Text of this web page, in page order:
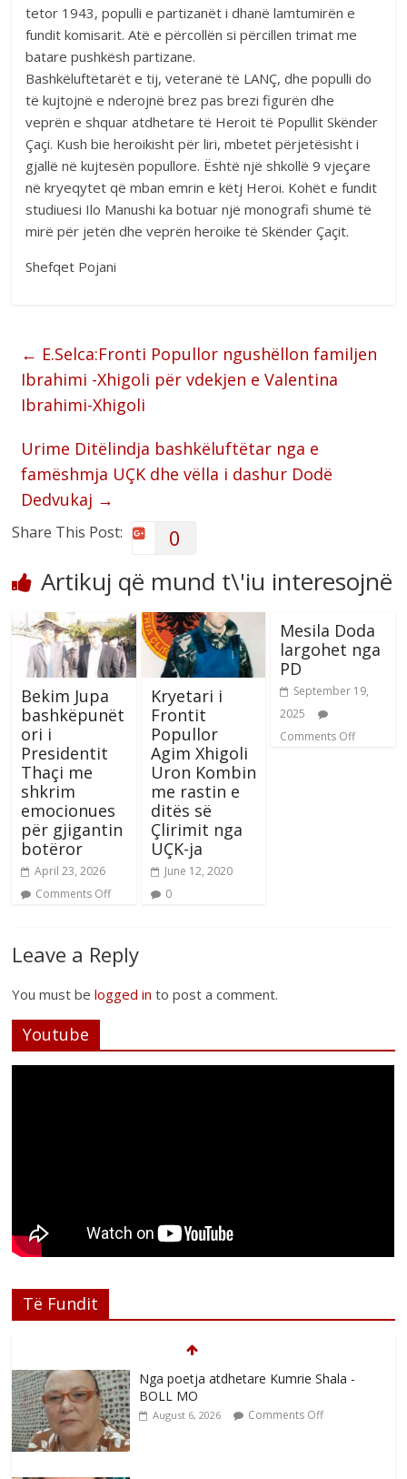
tetor 1943, populli e partizanët i dhanë lamtumirën e
fundit komisarit. Atë e përcollën si përcillen trimat me
batare pushkësh partizane.
Bashkëluftëtarët e tij, veteranë të LANÇ, dhe populli do
të kujtojnë e nderojnë brez pas brezi figurën dhe
veprën e shquar atdhetare të Heroit të Popullit Skënder
Çaçi. Kush bie heroikisht për liri, mbetet përjetësisht i
gjallë në kujtesën popullore. Është një shkollë 9 vjeçare
në kryeqytet që mban emrin e këtj Heroi. Kohët e fundit
studiuesi Ilo Manushi ka botuar një monografi shumë të
mirë për jetën dhe veprën heroike të Skënder Çaçit.
Shefqet Pojani
← E.Selca:Fronti Popullor ngushëllon familjen
Ibrahimi -Xhigoli për vdekjen e Valentina
Ibrahimi-Xhigoli
Urime Ditëlindja bashkëluftëtar nga e
famëshmja UÇK dhe vëlla i dashur Dodë
Dedvukaj →
Share This Post: 0
Artikuj që mund t\'iu interesojnë
Bekim Jupa
bashkëpunët
ori i
Presidentit
Thaçi me
shkrim
emocionues
për gjigantin
botëror
April 23, 2026
Comments Off
Kryetari i
Frontit
Popullor
Agim Xhigoli
Uron Kombin
me rastin e
ditës së
Çlirimit nga
UÇK-ja
June 12, 2020
0
Mesila Doda
largohet nga
PD
September 19,
2025
Comments Off
Leave a Reply
You must belogged in to post a comment.
Youtube
Të Fundit
Nga poetja atdhetare Kumrie Shala -
BOLL MO
August 6, 2026 Comments Off